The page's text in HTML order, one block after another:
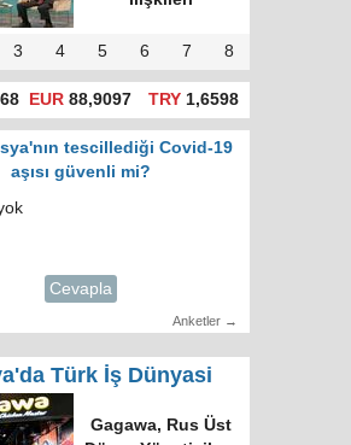
3 4 5 6 7 8
EUR 88,9097 TRY1,6598
tescillediği Covid-19
aşısı güvenli mi?
Cevapla
Anketler →
Türk İş Dünyasi
Alanı